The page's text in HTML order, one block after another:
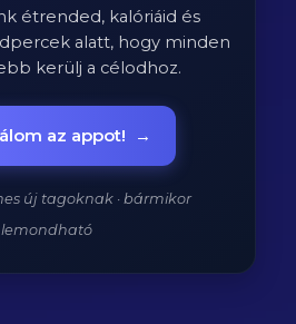
étrended, kalóriáid és
alatt, hogy minden
kerülj a célodhoz.
az appot! →
új tagoknak · bármikor
lemondható